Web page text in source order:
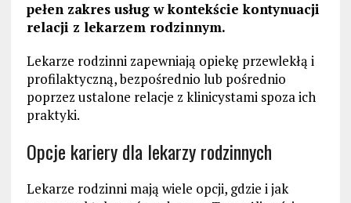
pełen zakres usług w kontekście kontynuacji
relacji z lekarzem rodzinnym.
Lekarze rodzinni zapewniają opiekę przewlekłą i
profilaktyczną, bezpośrednio lub pośrednio
poprzez ustalone relacje z klinicystami spoza ich
praktyki.
Opcje kariery dla lekarzy rodzinnych
Lekarze rodzinni mają wiele opcji, gdzie i jak